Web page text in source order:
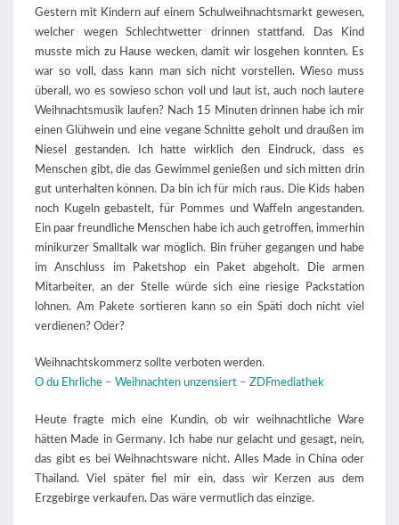
Gestern mit Kindern auf einem Schulweihnachtsmarkt gewesen,
welcher wegen Schlechtwetter drinnen stattfand. Das Kind
musste mich zu Hause wecken, damit wir losgehen konnten. Es
war so voll, dass kann man sich nicht vorstellen. Wieso muss
überall, wo es sowieso schon voll und laut ist, auch noch lautere
Weihnachtsmusik laufen? Nach 15 Minuten drinnen habe ich mir
einen Glühwein und eine vegane Schnitte geholt und draußen im
Niesel gestanden. Ich hatte wirklich den Eindruck, dass es
Menschen gibt, die das Gewimmel genießen und sich mitten drin
gut unterhalten können. Da bin ich für mich raus. Die Kids haben
noch Kugeln gebastelt, für Pommes und Waffeln angestanden.
Ein paar freundliche Menschen habe ich auch getroffen, immerhin
minikurzer Smalltalk war möglich. Bin früher gegangen und habe
im Anschluss im Paketshop ein Paket abgeholt. Die armen
Mitarbeiter, an der Stelle würde sich eine riesige Packstation
lohnen. Am Pakete sortieren kann so ein Späti doch nicht viel
verdienen? Oder?
Weihnachtskommerz sollte verboten werden.
O du Ehrliche – Weihnachten unzensiert – ZDFmediathek
Heute fragte mich eine Kundin, ob wir weihnachtliche Ware
hätten Made in Germany. Ich habe nur gelacht und gesagt, nein,
das gibt es bei Weihnachtsware nicht. Alles Made in China oder
Thailand. Viel später fiel mir ein, dass wir Kerzen aus dem
Erzgebirge verkaufen. Das wäre vermutlich das einzige.